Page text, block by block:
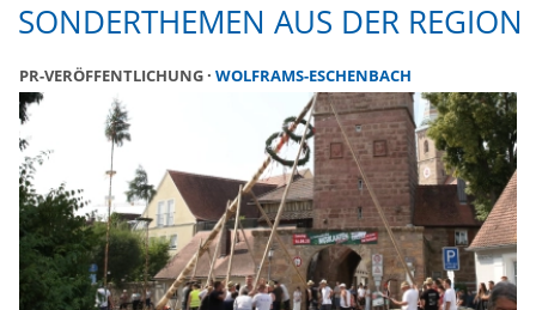
SONDERTHEMEN AUS DER REGION
PR-VERÖFFENTLICHUNG WOLFRAMS-ESCHENBACH